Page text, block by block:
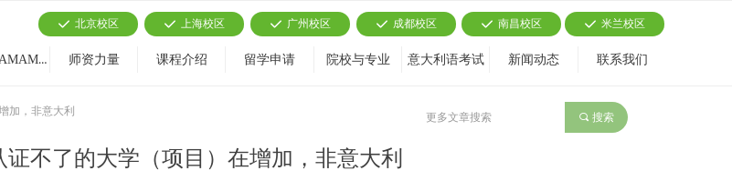
关于MAMAMIA 师资力量 课程介绍 留学申请 院校与专业 意大利语考试 新闻动态 联系我们
끳 广州校区
끳 北京校区 끳 上海校区 끳 成都校区 끳 南昌校区 끳 米兰校区
不了的大学（项目）在增加，非意大利
加，非意大利 끠 搜索